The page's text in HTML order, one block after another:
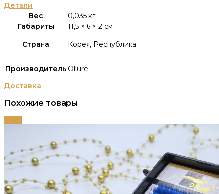
Детали
Вес
0,035 кг
Габариты
11,5 × 6 × 2 см
Страна
Корея, Республика
Производитель Ollure
Доставка
Похожие товары